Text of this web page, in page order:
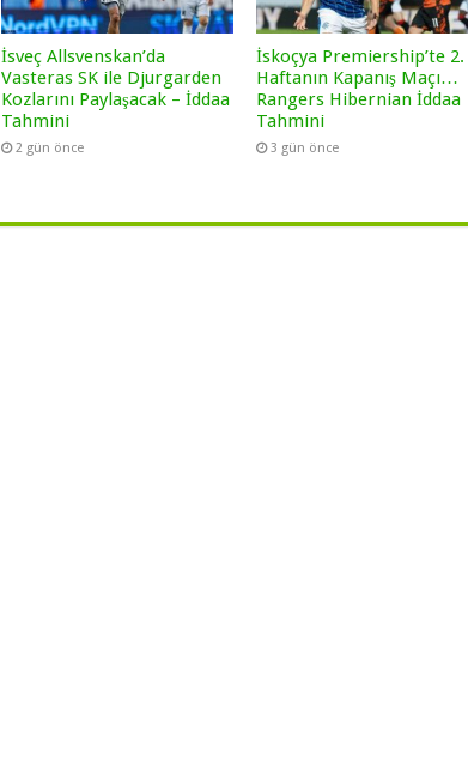
İsveç Allsvenskan’da
Vasteras SK ile Djurgarden
Kozlarını Paylaşacak – İddaa
Tahmini
2 gün önce
İskoçya Premiership’te 2.
Haftanın Kapanış Maçı…
Rangers Hibernian İddaa
Tahmini
3 gün önce